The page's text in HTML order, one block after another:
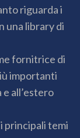
riguarda i
una library di
fornitrice di
importanti
all’estero
principali temi